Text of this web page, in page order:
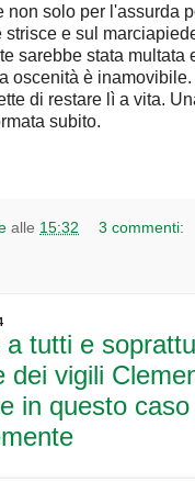
non solo per l'assurda
e sul
sarebbe stata multata
oscenità è
di restare lì a vita.
subito.
alle 15:32 3 commenti:
a tutti e
dei vigili
in questo caso